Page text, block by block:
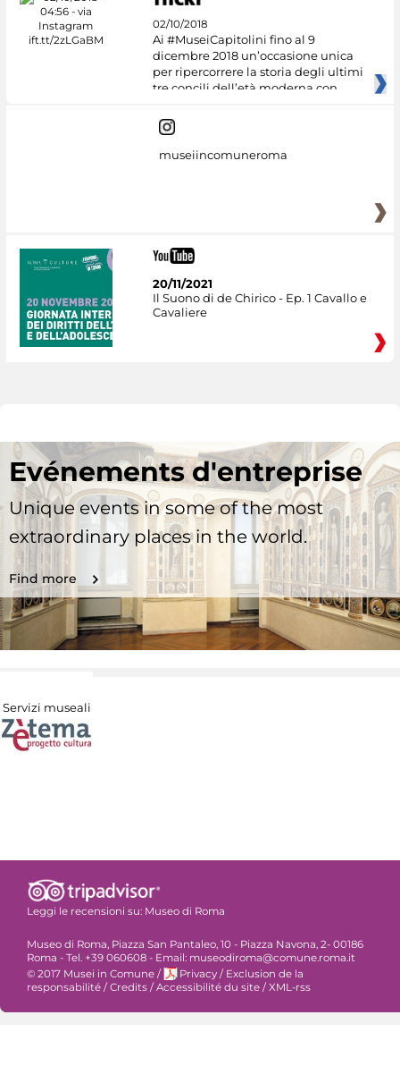
02/10/2018
Ai #MuseiCapitolini fino al 9
dicembre 2018 un’occasione unica
per ripercorrere la storia degli ultimi
tre concili dell’età moderna con
museiincomuneroma
20/11/2021
Il Suono di de Chirico - Ep. 1 Cavallo e
Cavaliere
Evénements d'entreprise
Unique events in some of the most
extraordinary places in the world.
Find more
Servizi museali
Leggi le recensioni su: Museo di Roma
Museo di Roma, Piazza San Pantaleo, 10 - Piazza Navona, 2- 00186
Roma - Tel. +39 060608 - Email: museodiroma@comune.roma.it
© 2017 Musei in Comune / Privacy / Exclusion de la
responsabilité / Credits / Accessibilité du site / XML-rss